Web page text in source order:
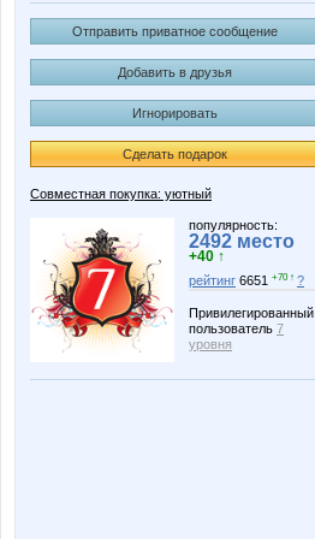
Отправить приватное сообщение
Добавить в друзья
Игнорировать
Сделать подарок
Совместная покупка: уютный
популярность:
2492 место
+40 ↑
рейтинг 6651 +70 ↑ ?
Привилегированный
пользователь 7
уровня